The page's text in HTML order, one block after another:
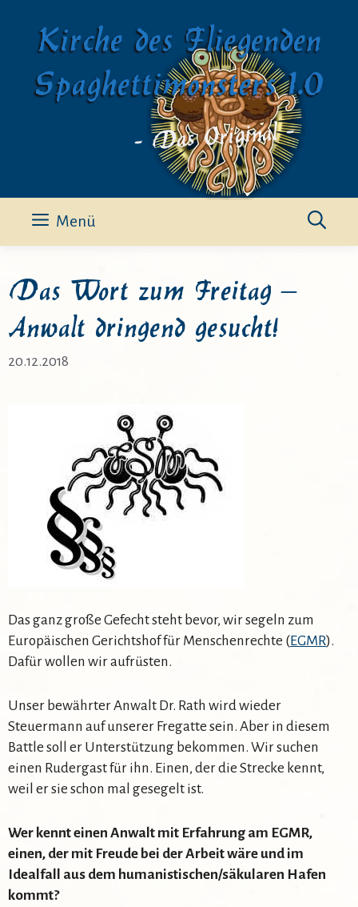
springenKirche des Fliegenden
Spaghettimonsters 1.0
- Das Original -
Menü
Das Wort zum Freitag –
Anwalt dringend gesucht!
20.12.2018
Das ganz große Gefecht steht bevor, wir segeln zum
Europäischen Gerichtshof für Menschenrechte (EGMR).
Dafür wollen wir aufrüsten.
Unser bewährter Anwalt Dr. Rath wird wieder
Steuermann auf unserer Fregatte sein. Aber in diesem
Battle soll er Unterstützung bekommen. Wir suchen
einen Rudergast für ihn. Einen, der die Strecke kennt,
weil er sie schon mal gesegelt ist.
Wer kennt einen Anwalt mit Erfahrung am EGMR,
einen, der mit Freude bei der Arbeit wäre und im
Idealfall aus dem humanistischen/säkularen Hafen
kommt?